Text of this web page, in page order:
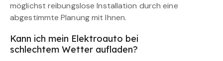
möglichst reibungslose Installation durch eine
abgestimmte Planung mit Ihnen.
Kann ich mein Elektroauto bei
schlechtem Wetter aufladen?